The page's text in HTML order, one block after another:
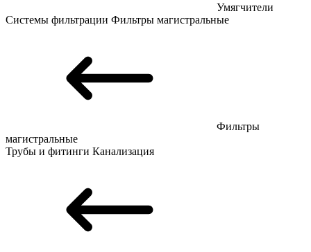
Умягчители
Системы фильтрации Фильтры магистральные
Фильтры
магистральные
Трубы и фитинги Канализация